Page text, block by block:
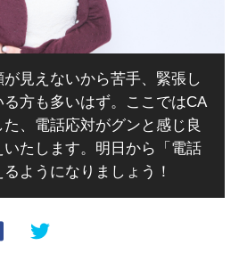
見えないから苦手、緊張し
方も多いはず。ここではCA
、電話応対がグンと感じ良
いたします。明日から「電話
ようになりましょう！